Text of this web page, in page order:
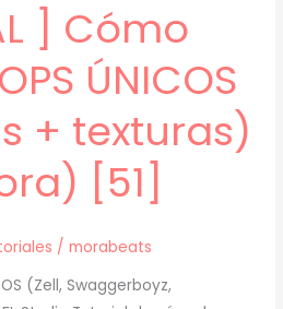
] Cómo
ÚNICOS
+ texturas)
[51]
/morabeats
(Zell, Swaggerboyz,